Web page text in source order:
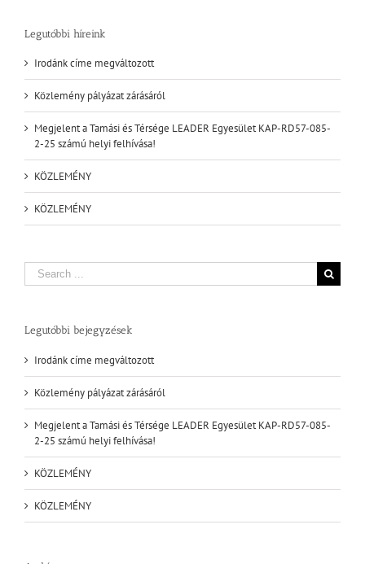
Legutóbbi híreink
Irodánk címe megváltozott
Közlemény pályázat zárásáról
Megjelent a Tamási és Térsége LEADER Egyesület KAP-RD57-085-
2-25 számú helyi felhívása!
KÖZLEMÉNY
KÖZLEMÉNY
Search
for:
Legutóbbi bejegyzések
Irodánk címe megváltozott
Közlemény pályázat zárásáról
Megjelent a Tamási és Térsége LEADER Egyesület KAP-RD57-085-
2-25 számú helyi felhívása!
KÖZLEMÉNY
KÖZLEMÉNY